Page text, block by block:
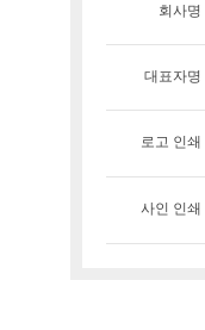
회사명
대표자명
로고 인쇄
사인 인쇄